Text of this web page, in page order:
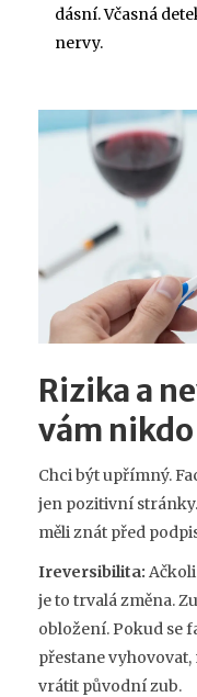
dásní. Včasná
nervy.
Rizika a
vám
Chci být upřímný.
jen pozitivní
měli znát před
Ireversibilita:
je to trvalá změna.
obložení. Pokud se
přestane
vrátit původní zub.